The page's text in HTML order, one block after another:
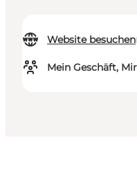
Website besuchen
Mein Geschäft,